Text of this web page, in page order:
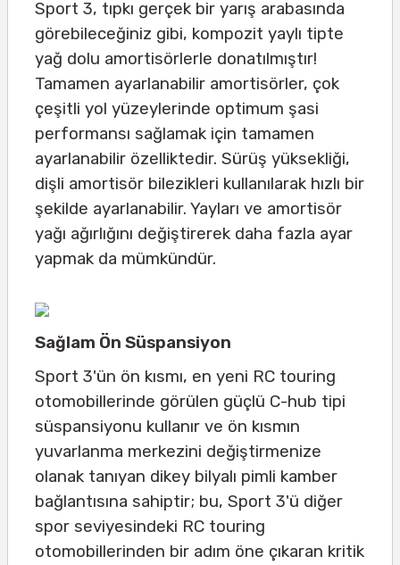
Sport 3, tıpkı gerçek bir yarış arabasında
görebileceğiniz gibi, kompozit yaylı tipte
yağ dolu amortisörlerle donatılmıştır!
Tamamen ayarlanabilir amortisörler, çok
çeşitli yol yüzeylerinde optimum şasi
performansı sağlamak için tamamen
ayarlanabilir özelliktedir. Sürüş yüksekliği,
dişli amortisör bilezikleri kullanılarak hızlı bir
şekilde ayarlanabilir. Yayları ve amortisör
yağı ağırlığını değiştirerek daha fazla ayar
yapmak da mümkündür.
Sağlam Ön Süspansiyon
Sport 3'ün ön kısmı, en yeni RC touring
otomobillerinde görülen güçlü C-hub tipi
süspansiyonu kullanır ve ön kısmın
yuvarlanma merkezini değiştirmenize
olanak tanıyan dikey bilyalı pimli kamber
bağlantısına sahiptir; bu, Sport 3'ü diğer
spor seviyesindeki RC touring
otomobillerinden bir adım öne çıkaran kritik